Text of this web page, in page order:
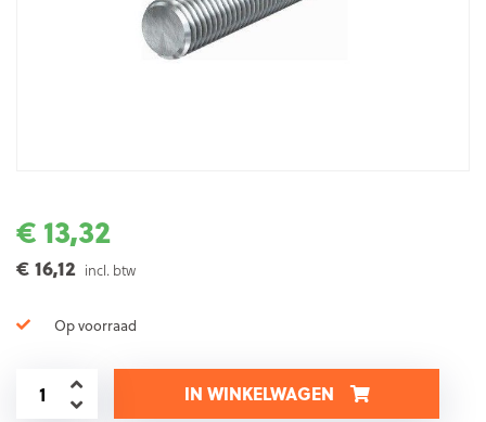
€ 13,32
€ 16,12 incl. btw
Op voorraad
IN WINKELWAGEN